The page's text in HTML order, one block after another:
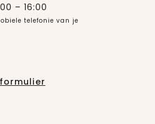
– 16:00
telefonie van je